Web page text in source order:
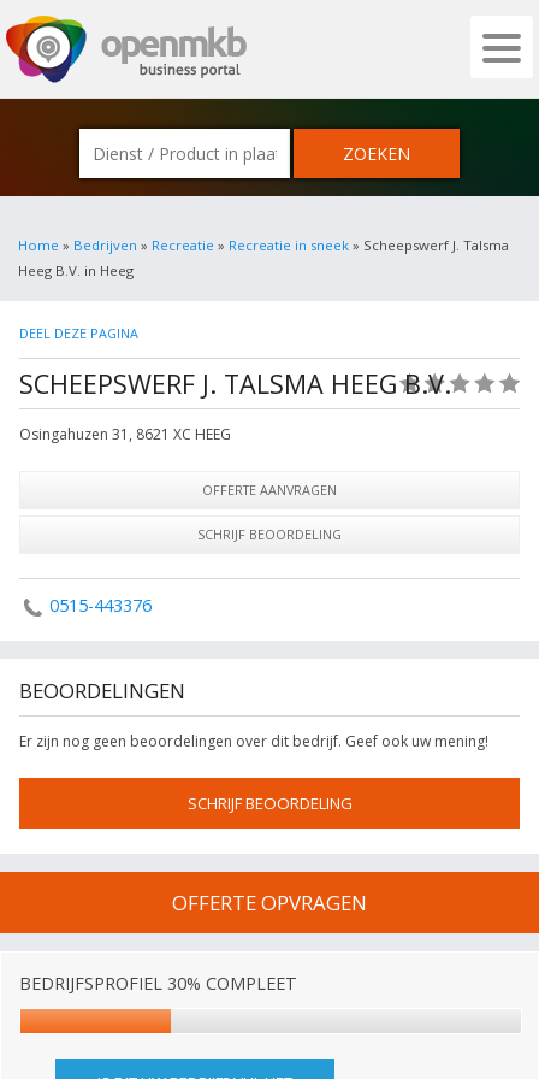
OPENMKB - DE ZAKELIJKE PORTAL
Home » Bedrijven » Recreatie » Recreatie in sneek » Scheepswerf J. Talsma
Heeg B.V. in Heeg
DEEL DEZE PAGINA
SCHEEPSWERF J. TALSMA HEEG B.V.
Osingahuzen 31 , 8621 XC HEEG
OFFERTE AANVRAGEN
SCHRIJF BEOORDELING
0515-443376
BEOORDELINGEN
Er zijn nog geen beoordelingen over dit bedrijf. Geef ook uw mening!
SCHRIJF BEOORDELING
OFFERTE OPVRAGEN
BEDRIJFSPROFIEL 30% COMPLEET